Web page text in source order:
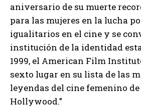
aniversario de su muerte
para las mujeres en la lucha
igualitarios en el cine y se
institución de la identidad
1999, el American Film
sexto lugar en su lista de las
leyendas del cine femenino de
Hollywood.”